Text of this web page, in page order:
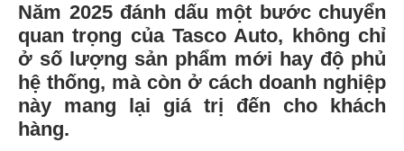
Năm 2025 đánh dấu một bước chuyển
quan trọng của Tasco Auto, không chỉ
ở số lượng sản phẩm mới hay độ phủ
hệ thống, mà còn ở cách doanh nghiệp
này mang lại giá trị đến cho khách
hàng.